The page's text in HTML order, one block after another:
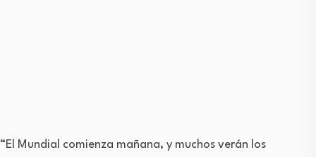
“El Mundial comienza mañana, y muchos verán los